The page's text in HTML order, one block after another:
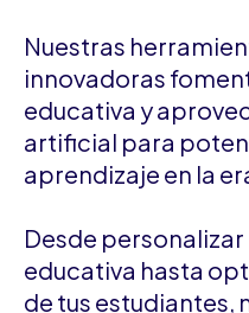
Nuestras
innovadoras
educativa y
artificial para
aprendizaje en la
Desde
educativa hasta
de tus estudiantes,